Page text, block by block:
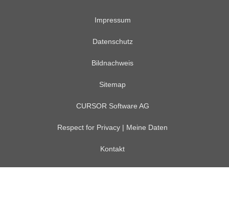
Impressum
Datenschutz
Bildnachweis
Sitemap
CURSOR Software AG
Respect for Privacy | Meine Daten
Kontakt